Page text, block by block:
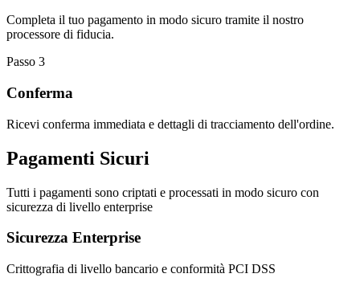
Completa il tuo pagamento in modo sicuro tramite il nostro
processore di fiducia.
Passo 3
Conferma
Ricevi conferma immediata e dettagli di tracciamento dell'ordine.
Pagamenti Sicuri
Tutti i pagamenti sono criptati e processati in modo sicuro con
sicurezza di livello enterprise
Sicurezza Enterprise
Crittografia di livello bancario e conformità PCI DSS